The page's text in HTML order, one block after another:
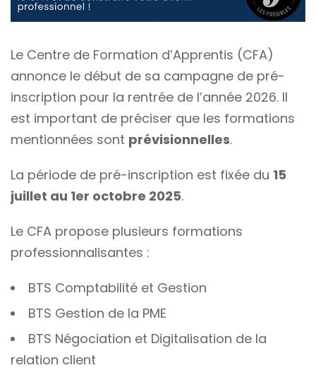
Le Centre de Formation d’Apprentis (CFA)
annonce le début de sa campagne de pré-
inscription pour la rentrée de l’année 2026. Il
est important de préciser que les formations
mentionnées sont prévisionnelles.
La période de pré-inscription est fixée du 15
juillet au 1er octobre 2025.
Le CFA propose plusieurs formations
professionnalisantes :
BTS Comptabilité et Gestion
BTS Gestion de la PME
BTS Négociation et Digitalisation de la
relation client